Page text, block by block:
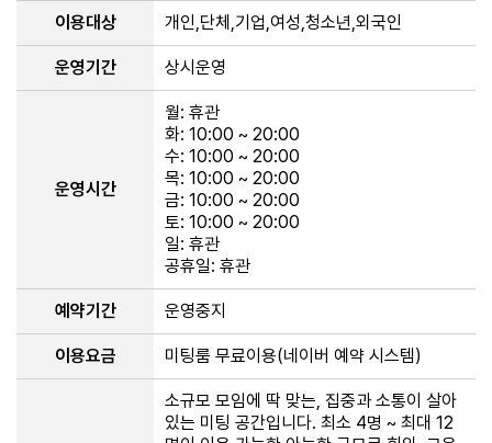
이용대상 개인,단체,기업,여성,청소년,외국인
운영기간 상시운영
운영시간
월: 휴관
화: 10:00 ~ 20:00
수: 10:00 ~ 20:00
목: 10:00 ~ 20:00
금: 10:00 ~ 20:00
토: 10:00 ~ 20:00
일: 휴관
공휴일: 휴관
예약기간 운영중지
이용요금 미팅룸 무료이용(네이버 예약 시스템)
소규모 모임에 딱 맞는, 집중과 소통이 살아
있는 미팅 공간입니다. 최소 4명 ~ 최대 12